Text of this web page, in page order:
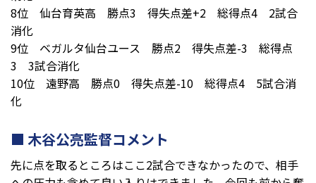
8位 仙台育英高 勝点3 得失点差+2 総得点4 2試合
消化
9位 ベガルタ仙台ユース 勝点2 得失点差-3 総得点
3 3試合消化
10位 遠野高 勝点0 得失点差-10 総得点4 5試合消
化
木谷公亮監督コメント
先に点を取るところはここ2試合できなかったので、相手